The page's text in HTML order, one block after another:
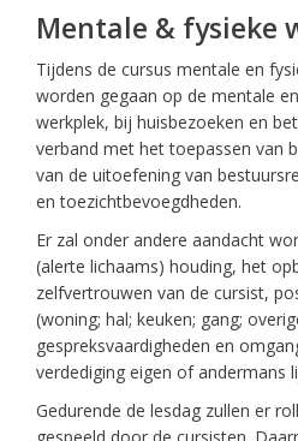
Mentale & fysieke
Tijdens de cursus mentale en
worden gegaan op de mentale
werkplek, bij huisbezoeken en
verband met het toepassen van
van de uitoefening van
en toezichtbevoegdheden.
Er zal onder andere aandacht
(alerte lichaams) houding, het
zelfvertrouwen van de cursist,
(woning; hal; keuken; gang;
gespreksvaardigheden en
verdediging eigen of andermans
Gedurende de lesdag zullen er